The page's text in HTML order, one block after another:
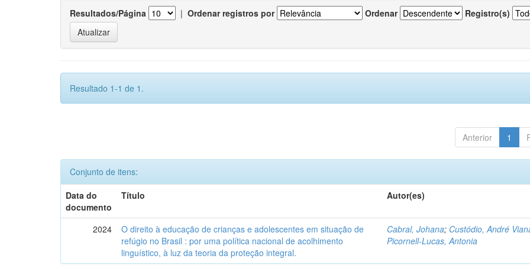
Resultados/Página | Ordenar registros por Ordenar Registro(s)
Resultado 1-1 de 1.
Anterior 1
Conjunto de itens:
Data do
documento
Título Autor(es)
2024
O direito à educação de crianças e adolescentes em situação de
refúgio no Brasil : por uma política nacional de acolhimento
linguístico, à luz da teoria da proteção integral.
Cabral, Johana; Custódio, André
Picornell-Lucas, Antonia